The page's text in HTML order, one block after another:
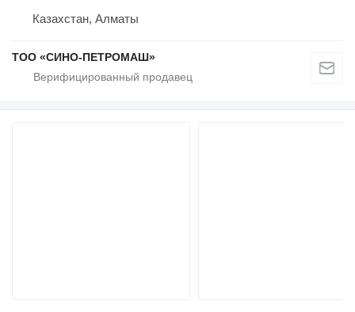
Казахстан, Алматы
ТОО «СИНО-ПЕТРОМАШ»